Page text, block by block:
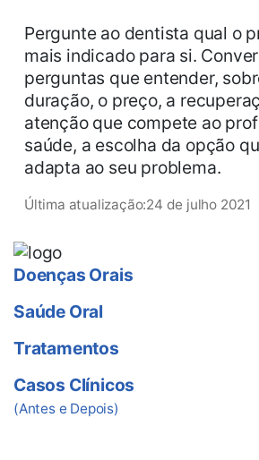
Pergunte ao dentista qual o
mais indicado para si.
perguntas que entender,
duração, o preço, a
atenção que compete ao
saúde, a escolha da opção
adapta ao seu problema.
Última atualização:24 de julho 2021
Doenças Orais
Saúde Oral
Tratamentos
Casos Clínicos
(Antes e Depois)